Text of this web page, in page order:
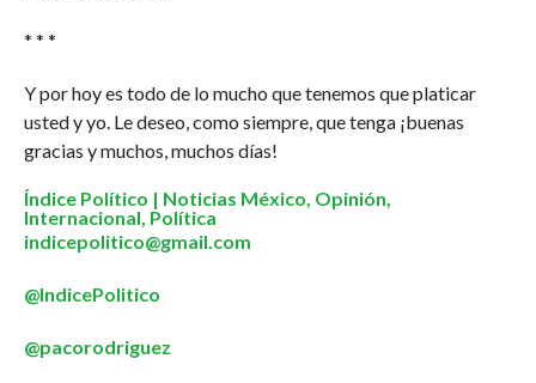
* * *
Y por hoy es todo de lo mucho que tenemos que platicar
usted y yo. Le deseo, como siempre, que tenga ¡buenas
gracias y muchos, muchos días!
Índice Político | Noticias México, Opinión,
Internacional, Política
indicepolitico@gmail.com
@IndicePolitico
@pacorodriguez